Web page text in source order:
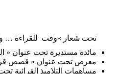
تحت شعار »وقت للقراءة … وقت
مائدة مستديرة تحت عنوان «
معرض تحت عنوان « قصص
مساهمات التلاميذ